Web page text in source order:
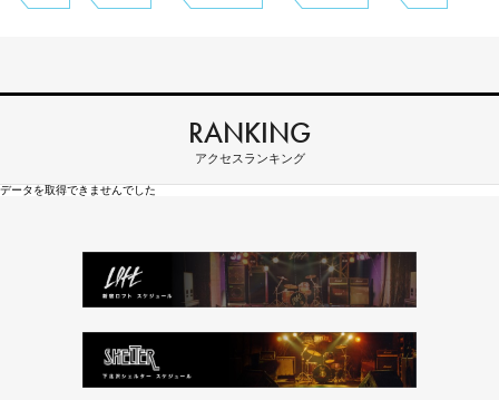
RANKING
アクセスランキング
データを取得できませんでした